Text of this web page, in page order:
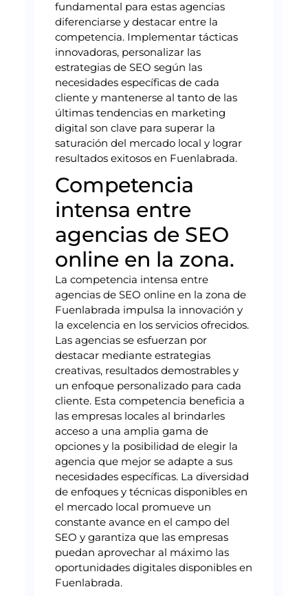
fundamental para estas agencias
diferenciarse y destacar entre la
competencia. Implementar tácticas
innovadoras, personalizar las
estrategias de SEO según las
necesidades específicas de cada
cliente y mantenerse al tanto de las
últimas tendencias en marketing
digital son clave para superar la
saturación del mercado local y lograr
resultados exitosos en Fuenlabrada.
Competencia
intensa entre
agencias de SEO
online en la zona.
La competencia intensa entre
agencias de SEO online en la zona de
Fuenlabrada impulsa la innovación y
la excelencia en los servicios ofrecidos.
Las agencias se esfuerzan por
destacar mediante estrategias
creativas, resultados demostrables y
un enfoque personalizado para cada
cliente. Esta competencia beneficia a
las empresas locales al brindarles
acceso a una amplia gama de
opciones y la posibilidad de elegir la
agencia que mejor se adapte a sus
necesidades específicas. La diversidad
de enfoques y técnicas disponibles en
el mercado local promueve un
constante avance en el campo del
SEO y garantiza que las empresas
puedan aprovechar al máximo las
oportunidades digitales disponibles en
Fuenlabrada.